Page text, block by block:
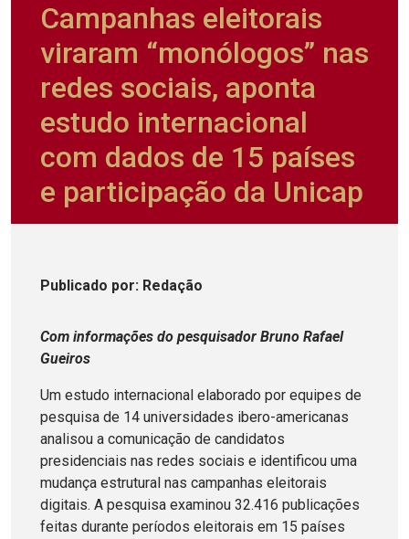
Campanhas eleitorais
viraram “monólogos” nas
redes sociais, aponta
estudo internacional
com dados de 15 países
e participação da Unicap
Publicado por: Redação
Com informações do pesquisador Bruno Rafael
Gueiros
Um estudo internacional elaborado por equipes de
pesquisa de 14 universidades ibero-americanas
analisou a comunicação de candidatos
presidenciais nas redes sociais e identificou uma
mudança estrutural nas campanhas eleitorais
digitais. A pesquisa examinou 32.416 publicações
feitas durante períodos eleitorais em 15 países